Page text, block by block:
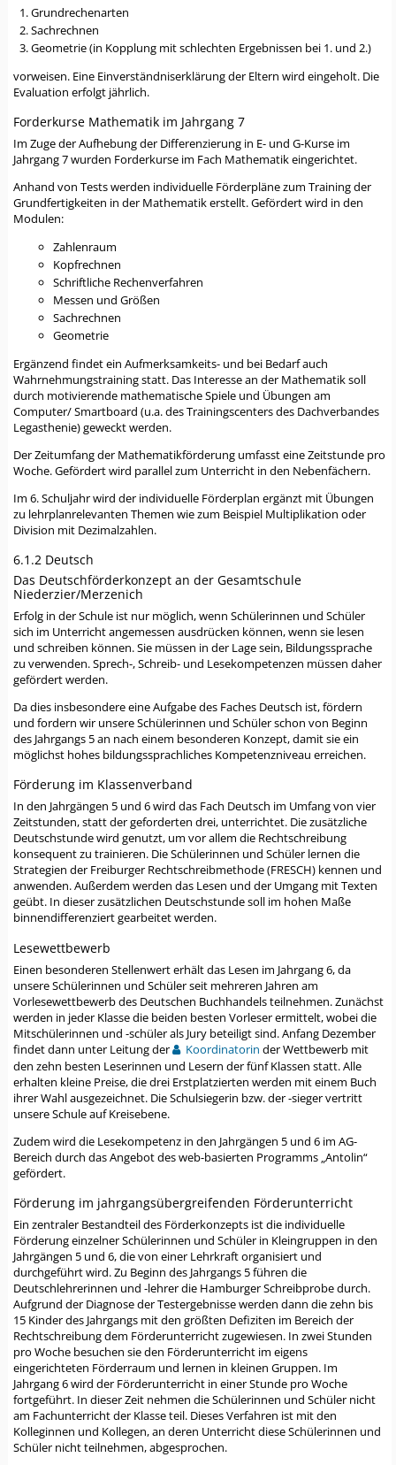
Grundrechenarten
Sachrechnen
Geometrie (in Kopplung mit schlechten Ergebnissen bei 1. und 2.)
vorweisen. Eine Einverständniserklärung der Eltern wird eingeholt. Die
Evaluation erfolgt jährlich.
Forderkurse Mathematik im Jahrgang 7
Im Zuge der Aufhebung der Differenzierung in E- und G-Kurse im
Jahrgang 7 wurden Forderkurse im Fach Mathematik eingerichtet.
Anhand von Tests werden individuelle Förderpläne zum Training der
Grundfertigkeiten in der Mathematik erstellt. Gefördert wird in den
Modulen:
Zahlenraum
Kopfrechnen
Schriftliche Rechenverfahren
Messen und Größen
Sachrechnen
Geometrie
Ergänzend findet ein Aufmerksamkeits- und bei Bedarf auch
Wahrnehmungstraining statt. Das Interesse an der Mathematik soll
durch motivierende mathematische Spiele und Übungen am
Computer/ Smartboard (u.a. des Trainingscenters des Dachverbandes
Legasthenie) geweckt werden.
Der Zeitumfang der Mathematikförderung umfasst eine Zeitstunde pro
Woche. Gefördert wird parallel zum Unterricht in den Nebenfächern.
Im 6. Schuljahr wird der individuelle Förderplan ergänzt mit Übungen
zu lehrplanrelevanten Themen wie zum Beispiel Multiplikation oder
Division mit Dezimalzahlen.
6.1.2 Deutsch
Das Deutschförderkonzept an der Gesamtschule
Niederzier/Merzenich
Erfolg in der Schule ist nur möglich, wenn Schülerinnen und Schüler
sich im Unterricht angemessen ausdrücken können, wenn sie lesen
und schreiben können. Sie müssen in der Lage sein, Bildungssprache
zu verwenden. Sprech-, Schreib- und Lesekompetenzen müssen daher
gefördert werden.
Da dies insbesondere eine Aufgabe des Faches Deutsch ist, fördern
und fordern wir unsere Schülerinnen und Schüler schon von Beginn
des Jahrgangs 5 an nach einem besonderen Konzept, damit sie ein
möglichst hohes bildungssprachliches Kompetenzniveau erreichen.
Förderung im Klassenverband
In den Jahrgängen 5 und 6 wird das Fach Deutsch im Umfang von vier
Zeitstunden, statt der geforderten drei, unterrichtet. Die zusätzliche
Deutschstunde wird genutzt, um vor allem die Rechtschreibung
konsequent zu trainieren. Die Schülerinnen und Schüler lernen die
Strategien der Freiburger Rechtschreibmethode (FRESCH) kennen und
anwenden. Außerdem werden das Lesen und der Umgang mit Texten
geübt. In dieser zusätzlichen Deutschstunde soll im hohen Maße
binnendifferenziert gearbeitet werden.
Lesewettbewerb
Einen besonderen Stellenwert erhält das Lesen im Jahrgang 6, da
unsere Schülerinnen und Schüler seit mehreren Jahren am
Vorlesewettbewerb des Deutschen Buchhandels teilnehmen. Zunächst
werden in jeder Klasse die beiden besten Vorleser ermittelt, wobei die
Mitschülerinnen und -schüler als Jury beteiligt sind. Anfang Dezember
findet dann unter Leitung der
Koordinatorin der Wettbewerb mit
den zehn besten Leserinnen und Lesern der fünf Klassen statt. Alle
erhalten kleine Preise, die drei Erstplatzierten werden mit einem Buch
ihrer Wahl ausgezeichnet. Die Schulsiegerin bzw. der -sieger vertritt
unsere Schule auf Kreisebene.
Zudem wird die Lesekompetenz in den Jahrgängen 5 und 6 im AG-
Bereich durch das Angebot des web-basierten Programms „Antolin“
gefördert.
Förderung im jahrgangsübergreifenden Förderunterricht
Ein zentraler Bestandteil des Förderkonzepts ist die individuelle
Förderung einzelner Schülerinnen und Schüler in Kleingruppen in den
Jahrgängen 5 und 6, die von einer Lehrkraft organisiert und
durchgeführt wird. Zu Beginn des Jahrgangs 5 führen die
Deutschlehrerinnen und -lehrer die Hamburger Schreibprobe durch.
Aufgrund der Diagnose der Testergebnisse werden dann die zehn bis
15 Kinder des Jahrgangs mit den größten Defiziten im Bereich der
Rechtschreibung dem Förderunterricht zugewiesen. In zwei Stunden
pro Woche besuchen sie den Förderunterricht im eigens
eingerichteten Förderraum und lernen in kleinen Gruppen. Im
Jahrgang 6 wird der Förderunterricht in einer Stunde pro Woche
fortgeführt. In dieser Zeit nehmen die Schülerinnen und Schüler nicht
am Fachunterricht der Klasse teil. Dieses Verfahren ist mit den
Kolleginnen und Kollegen, an deren Unterricht diese Schülerinnen und
Schüler nicht teilnehmen, abgesprochen.